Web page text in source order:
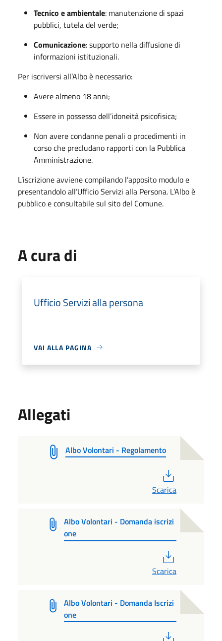
Tecnico e ambientale: manutenzione di spazi
pubblici, tutela del verde;
Comunicazione: supporto nella diffusione di
informazioni istituzionali.
Per iscriversi all’Albo è necessario:
Avere almeno 18 anni;
Essere in possesso dell’idoneità psicofisica;
Non avere condanne penali o procedimenti in
corso che precludano rapporti con la Pubblica
Amministrazione.
L’iscrizione avviene compilando l’apposito modulo e
presentandolo all’Ufficio Servizi alla Persona. L’Albo è
pubblico e consultabile sul sito del Comune.
A cura di
Ufficio Servizi alla persona
VAI ALLA PAGINA
Allegati
Albo Volontari - Regolamento
Scarica
Albo Volontari - Domanda iscrizi
one
Scarica
Albo Volontari - Domanda Iscrizi
one